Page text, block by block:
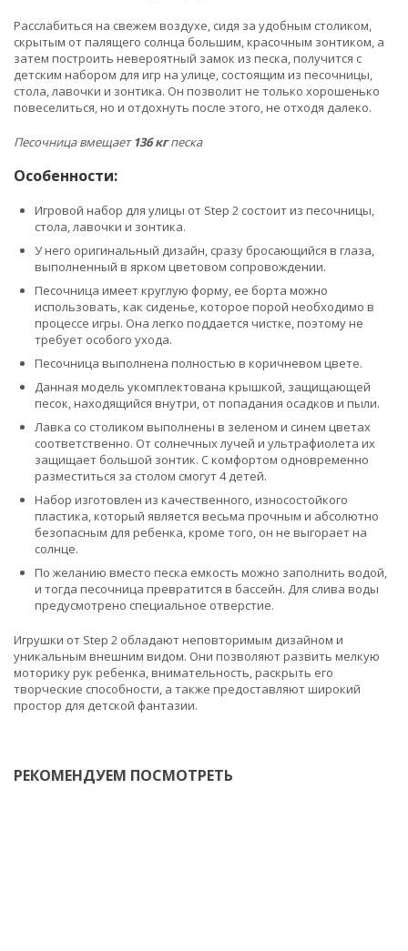
Расслабиться на свежем воздухе, сидя за удобным столиком,
скрытым от палящего солнца большим, красочным зонтиком, а
затем построить невероятный замок из песка, получится с
детским набором для игр на улице, состоящим из песочницы,
стола, лавочки и зонтика. Он позволит не только хорошенько
повеселиться, но и отдохнуть после этого, не отходя далеко.
Песочница вмещает136 кгпеска
Особенности:
Игровой набор для улицы от Step 2 состоит из песочницы,
стола, лавочки и зонтика.
У него оригинальный дизайн, сразу бросающийся в глаза,
выполненный в ярком цветовом сопровождении.
Песочница имеет круглую форму, ее борта можно
использовать, как сиденье, которое порой необходимо в
процессе игры. Она легко поддается чистке, поэтому не
требует особого ухода.
Песочница выполнена полностью в коричневом цвете.
Данная модель укомплектована крышкой, защищающей
песок, находящийся внутри, от попадания осадков и пыли.
Лавка со столиком выполнены в зеленом и синем цветах
соответственно. От солнечных лучей и ультрафиолета их
защищает большой зонтик. С комфортом одновременно
разместиться за столом смогут 4 детей.
Набор изготовлен из качественного, износостойкого
пластика, который является весьма прочным и абсолютно
безопасным для ребенка, кроме того, он не выгорает на
солнце.
По желанию вместо песка емкость можно заполнить водой,
и тогда песочница превратится в бассейн. Для слива воды
предусмотрено специальное отверстие.
Игрушки от Step 2 обладают неповторимым дизайном и
уникальным внешним видом. Они позволяют развить мелкую
моторику рук ребенка, внимательность, раскрыть его
творческие способности, а также предоставляют широкий
простор для детской фантазии.
РЕКОМЕНДУЕМ ПОСМОТРЕТЬ